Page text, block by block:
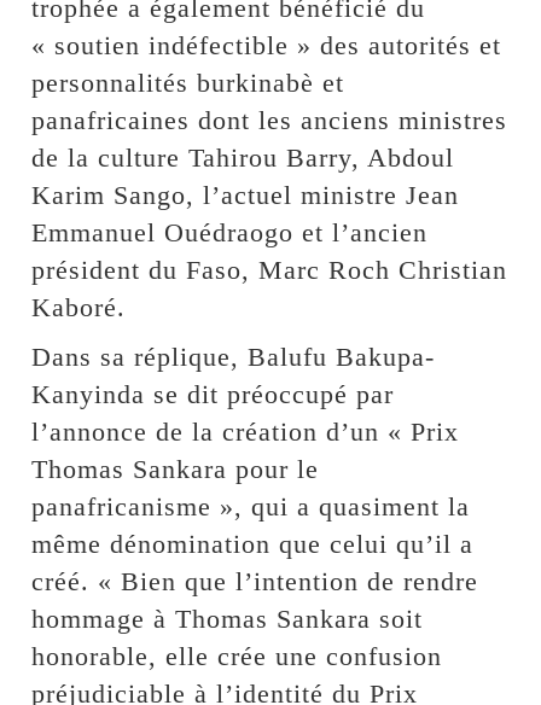
trophée a également bénéficié du
« soutien indéfectible » des autorités et
personnalités burkinabè et
panafricaines dont les anciens ministres
de la culture Tahirou Barry, Abdoul
Karim Sango, l’actuel ministre Jean
Emmanuel Ouédraogo et l’ancien
président du Faso, Marc Roch Christian
Kaboré.
Dans sa réplique, Balufu Bakupa-
Kanyinda se dit préoccupé par
l’annonce de la création d’un « Prix
Thomas Sankara pour le
panafricanisme », qui a quasiment la
même dénomination que celui qu’il a
créé. « Bien que l’intention de rendre
hommage à Thomas Sankara soit
honorable, elle crée une confusion
préjudiciable à l’identité du Prix